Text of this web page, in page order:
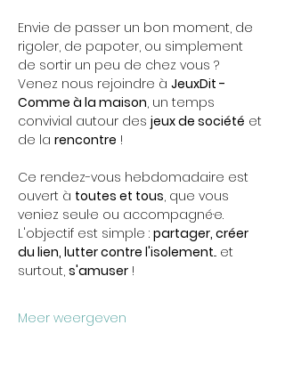
Envie de passer un bon moment, de
rigoler, de papoter, ou simplement
de sortir un peu de chez vous ?
Venez nous rejoindre à JeuxDit -
Comme à la maison, un temps
convivial autour des jeux de société et
de la rencontre !
Ce rendez-vous hebdomadaire est
ouvert à toutes et tous, que vous
veniez seul·e ou accompagné·e.
L'objectif est simple : partager, créer
du lien, lutter contre l'isolement... et
surtout, s'amuser !
Meer weergeven